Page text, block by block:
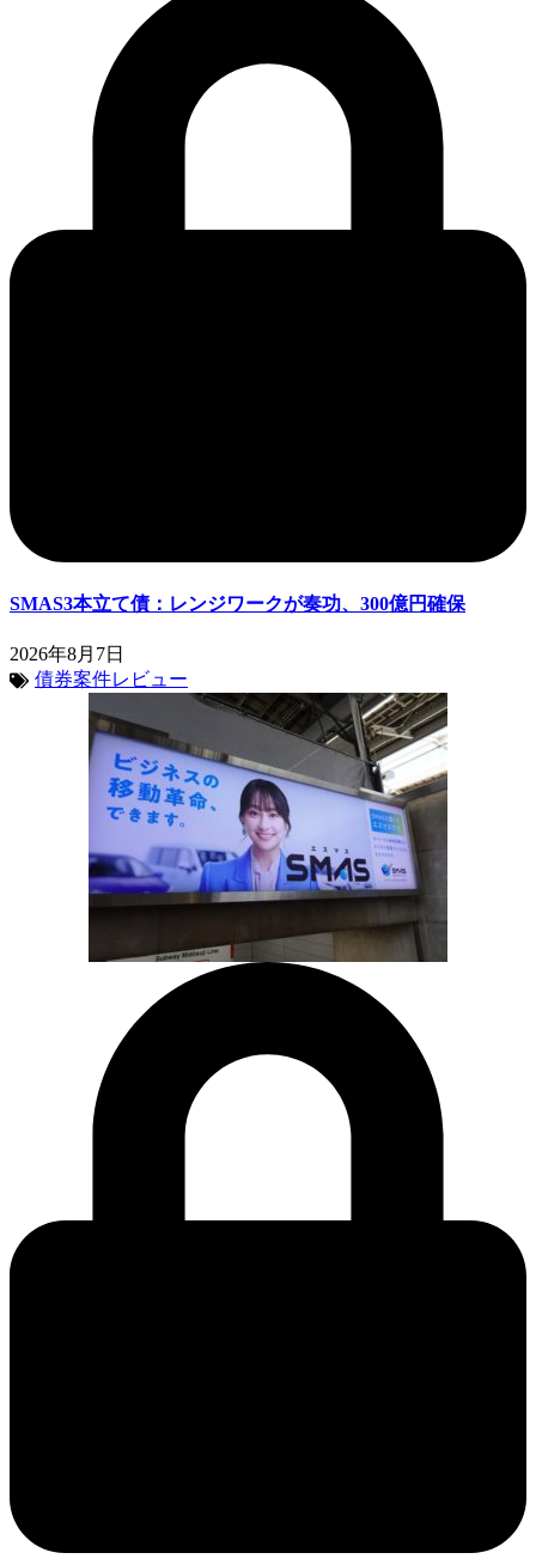
SMAS3本立て債：レンジワークが奏功、300億円確保
2026年8月7日
債券案件レビュー